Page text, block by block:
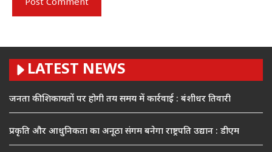
LATEST NEWS
जनता की शिकायतों पर होगी तय समय में कार्रवाई : बंशीधर तिवारी
प्रकृति और आधुनिकता का अनूठा संगम बनेगा राष्ट्रपति उद्यान : डीएम